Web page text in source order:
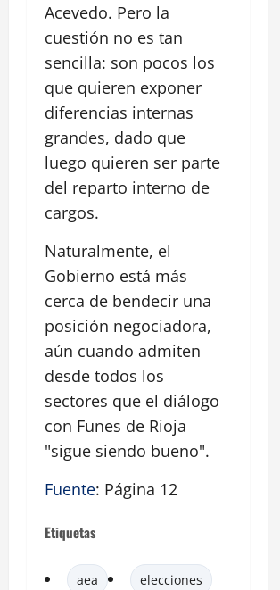
Acevedo. Pero la
cuestión no es tan
sencilla: son pocos los
que quieren exponer
diferencias internas
grandes, dado que
luego quieren ser parte
del reparto interno de
cargos.
Naturalmente, el
Gobierno está más
cerca de bendecir una
posición negociadora,
aún cuando admiten
desde todos los
sectores que el diálogo
con Funes de Rioja
"sigue siendo bueno".
Fuente: Página 12
Etiquetas
aea elecciones